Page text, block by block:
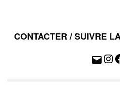
CONTACTER / SUIVRE